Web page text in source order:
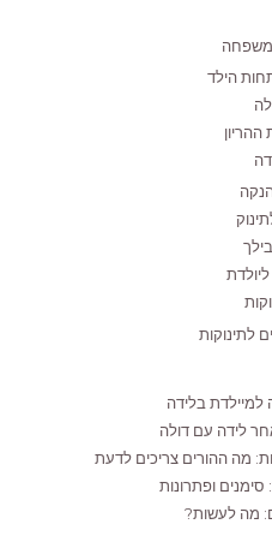
הילד
לתינוקות
למיילדת בלידה
לידה עם דולה
מה ההורים צריכים לדעת
סימנים ופתרונות
מה לעשות?